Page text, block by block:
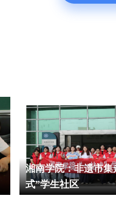
湘南学院：非遗市集
式”学生社区